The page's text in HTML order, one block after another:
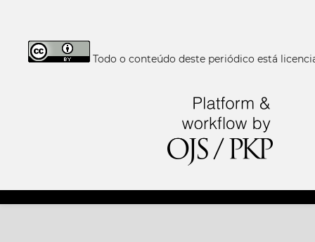
Todo o conteúdo deste periódico está